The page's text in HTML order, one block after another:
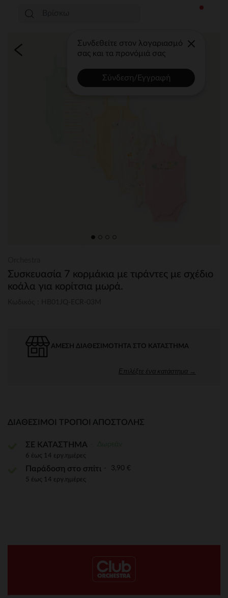
Συνδεθείτε στον λογαριασμό
σας και τα προνόμιά σας
Σύνδεση/Εγγραφή
Συσκευασία 7 κορμάκια με τιράντες με σχέδιο
κοάλα για κορίτσια μωρά.
ΆΜΕΣΗ ΔΙΑΘΕΣΙΜΌΤΗΤΑ ΣΤΟ ΚΑΤΆΣΤΗΜΑ
Επιλέξτε ένα κατάστημα →
ΔΙΑΘΈΣΙΜΟΙ ΤΡΌΠΟΙ ΑΠΟΣΤΟΛΉΣ
ΣΕ ΚΑΤΑΣΤΗΜΑ
6 έως 14 εργ.ημέρες
Παράδοση στο σπίτι 3,90 €
5 έως 14 εργ.ημέρες